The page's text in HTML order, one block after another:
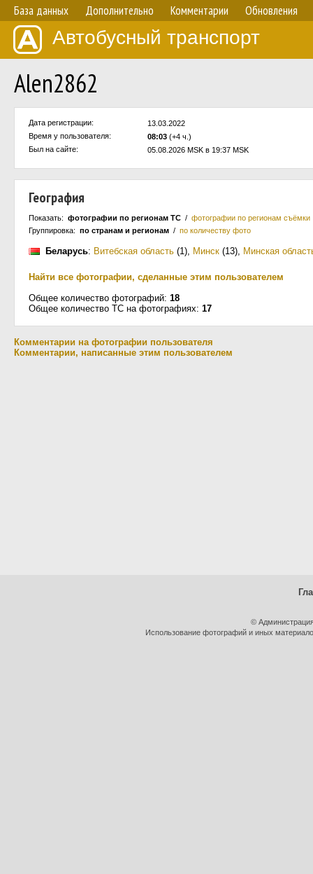
База данных Дополнительно Комментарии Обновления
Автобусный транспорт
Alen2862
Дата регистрации:
13.03.2022
Время у пользователя:
08:03 (+4 ч.)
Был на сайте:
05.08.2026 MSK в 19:37 MSK
География
Показать: фотографии по регионам ТС / фотографии по регионам съёмки
Группировка: по странам и регионам / по количеству фото
Беларусь: Витебская область (1), Минск (13), Минская
Найти все фотографии, сделанные этим пользователем
Общее количество фотографий: 18
Общее количество ТС на фотографиях: 17
Комментарии на фотографии пользователя
Комментарии, написанные этим пользователем
©
Использование фотографий и иных